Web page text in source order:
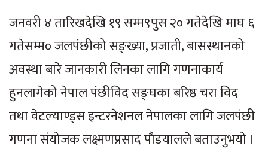
जनवरी ४ तारिखदेखि १९ सम्म९पुस २० गतेदेखि माघ ६
गतेसम्म० जलपंछीको सङ्ख्या, प्रजाती, बासस्थानको
अवस्था बारे जानकारी लिनका लागि गणनाकार्य
हुनलागेको नेपाल पंछीविद सङ्घका बरिष्ठ चरा विद
तथा वेटल्याण्ड्स इन्टरनेशनल नेपालका लागि जलपंछी
गणना संयोजक लक्ष्मणप्रसाद पौडयालले बताउनुभयो ।